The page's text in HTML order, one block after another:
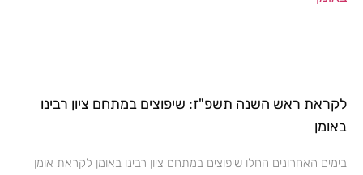
לקראת ראש השנה תשפ"ז: שיפוצים במתחם ציון רבינו
באומן
בימים האחרונים החלו שיפוצים במתחם ציון רבינו באומן לקראת אומן